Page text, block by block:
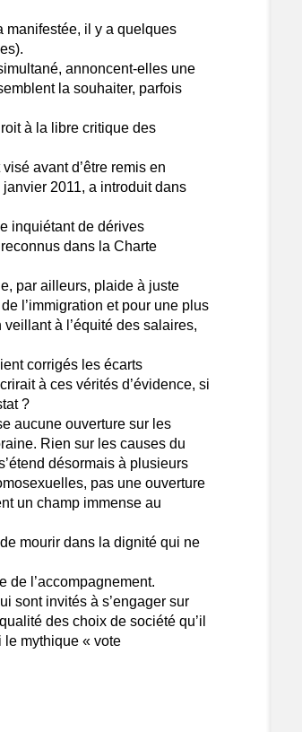
manifestée, il y a quelques
annoncent-elles une
la souhaiter, parfois
à la libre critique des
avant d’être remis en
janvier 2011, a introduit dans
inquiétant de dérives
dans la Charte
par ailleurs, plaide à juste
l’immigration et pour une plus
à l’équité des salaires,
corrigés les écarts
à ces vérités d’évidence, si
?
aucune ouverture sur les
Rien sur les causes du
désormais à plusieurs
pas une ouverture
un champ immense au
mourir dans la dignité qui ne
de l’accompagnement.
sont invités à s’engager sur
des choix de société qu’il
le mythique « vote